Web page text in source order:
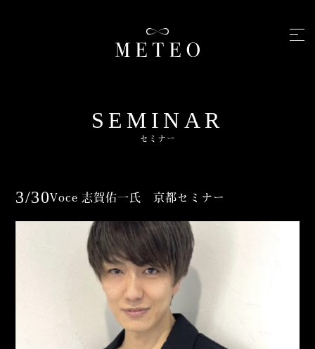
SEMINAR
セミナー
3/30Voce 志賀佑一氏 京都セミナー